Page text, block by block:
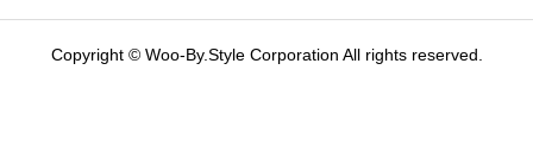
Copyright © Woo-By.Style Corporation All rights reserved.